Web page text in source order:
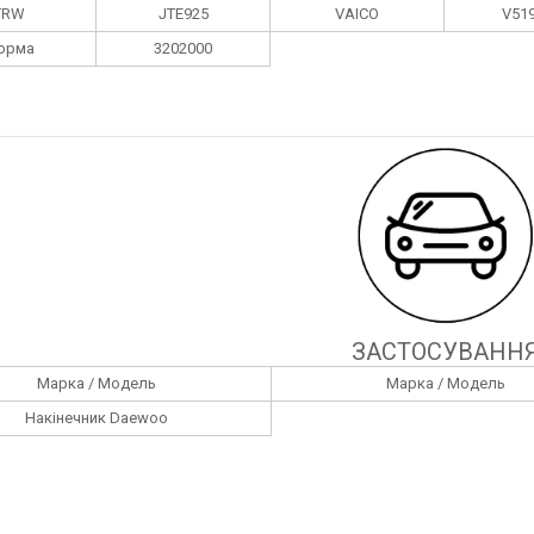
JTE925 VAICO
3202000
Марка / Модель
Марка / Модель
Накінечник Daewoo